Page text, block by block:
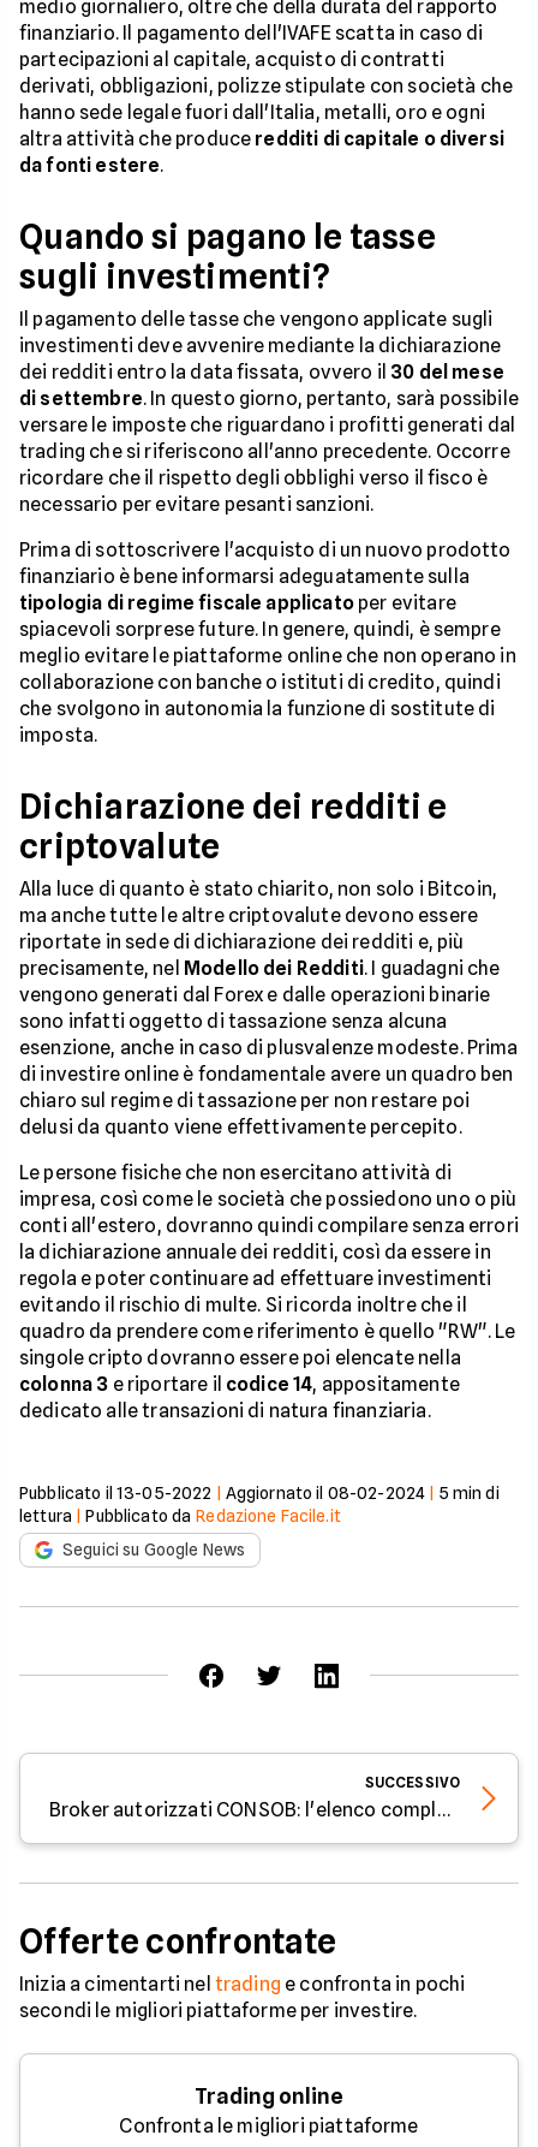
medio giornaliero, oltre che della durata del rapporto
finanziario. Il pagamento dell'IVAFE scatta in caso di
partecipazioni al capitale, acquisto di contratti
derivati, obbligazioni, polizze stipulate con società che
hanno sede legale fuori dall'Italia, metalli, oro e ogni
altra attività che produce redditi di capitale o diversi
da fonti estere.
Quando si pagano le tasse
sugli investimenti?
Il pagamento delle tasse che vengono applicate sugli
investimenti deve avvenire mediante la dichiarazione
dei redditi entro la data fissata, ovvero il 30 del mese
di settembre. In questo giorno, pertanto, sarà possibile
versare le imposte che riguardano i profitti generati dal
trading che si riferiscono all'anno precedente. Occorre
ricordare che il rispetto degli obblighi verso il fisco è
necessario per evitare pesanti sanzioni.
Prima di sottoscrivere l'acquisto di un nuovo prodotto
finanziario è bene informarsi adeguatamente sulla
tipologia di regime fiscale applicatoper evitare
spiacevoli sorprese future. In genere, quindi, è sempre
meglio evitare le piattaforme online che non operano in
collaborazione con banche o istituti di credito, quindi
che svolgono in autonomia la funzione di sostitute di
imposta.
Dichiarazione dei redditi e
criptovalute
Alla luce di quanto è stato chiarito, non solo i Bitcoin,
ma anche tutte le altre criptovalute devono essere
riportate in sede di dichiarazione dei redditi e, più
precisamente, nel Modello dei Redditi. I guadagni che
vengono generati dal Forex e dalle operazioni binarie
sono infatti oggetto di tassazione senza alcuna
esenzione, anche in caso di plusvalenze modeste. Prima
di investire online è fondamentale avere un quadro ben
chiaro sul regime di tassazione per non restare poi
delusi da quanto viene effettivamente percepito.
Le persone fisiche che non esercitano attività di
impresa, così come le società che possiedono uno o più
conti all'estero, dovranno quindi compilare senza errori
la dichiarazione annuale dei redditi, così da essere in
regola e poter continuare ad effettuare investimenti
evitando il rischio di multe. Si ricorda inoltre che il
quadro da prendere come riferimento è quello "RW". Le
singole cripto dovranno essere poi elencate nella
colonna 3 e riportare il codice 14, appositamente
dedicato alle transazioni di natura finanziaria.
Pubblicato il 13-05-2022 Aggiornato il 08-02-2024 5 min di
lettura |Pubblicato da Redazione Facile.it
Seguici su Google News
SUCCESSIVO
Broker autorizzati CONSOB: l'elenco completo
Offerte confrontate
Inizia a cimentarti nel trading e confronta in pochi
secondi le migliori piattaforme per investire.
Trading online
Confronta le migliori piattaforme